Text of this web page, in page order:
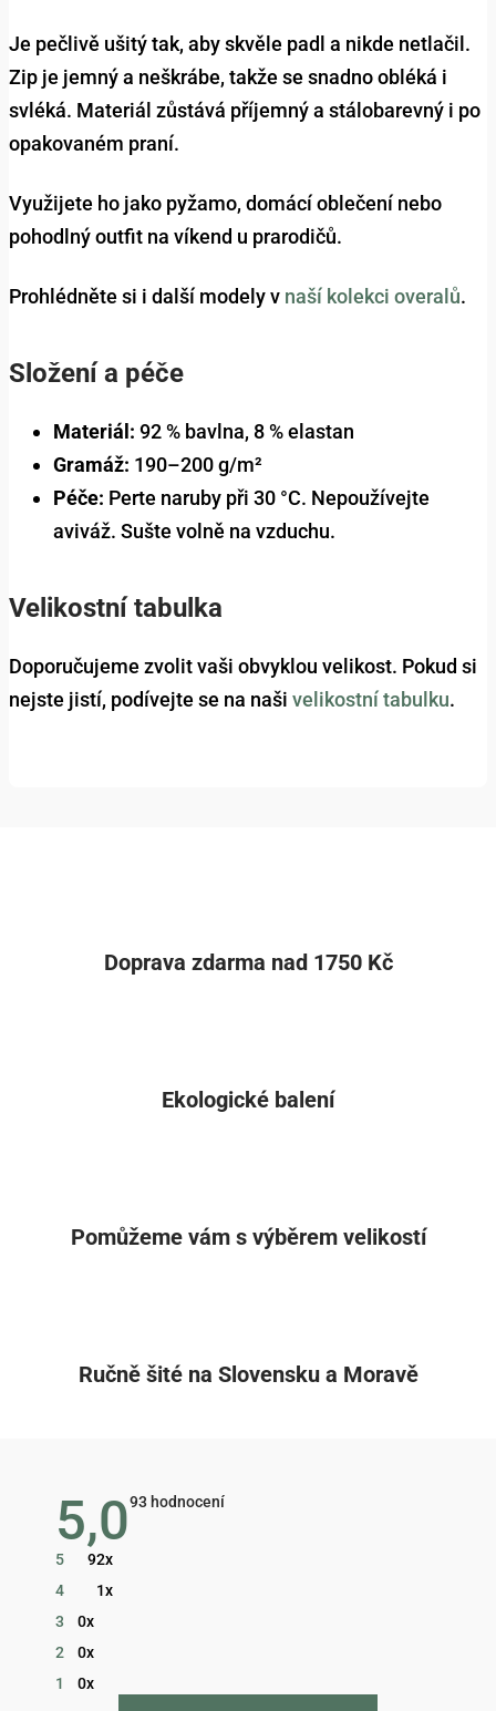
Je pečlivě ušitý tak, aby skvěle padl a nikde netlačil.
Zip je jemný a neškrábe, takže se snadno obléká i
svléká. Materiál zůstává příjemný a stálobarevný i po
opakovaném praní.
Využijete ho jako pyžamo, domácí oblečení nebo
pohodlný outfit na víkend u prarodičů.
Prohlédněte si i další modely v naší kolekci overalů.
Složení a péče
Materiál: 92 % bavlna, 8 % elastan
Gramáž: 190–200 g/m²
Péče: Perte naruby při 30 °C. Nepoužívejte
aviváž. Sušte volně na vzduchu.
Velikostní tabulka
Doporučujeme zvolit vaši obvyklou velikost. Pokud si
nejste jistí, podívejte se na naši velikostní tabulku.
Doprava zdarma nad 1750 Kč
Ekologické balení
Pomůžeme vám s výběrem velikostí
Ručně šité na Slovensku a Moravě
5,0Průměrné
93 hodnocení
5
92x
4
1x
3
0x
2
0x
1
0x